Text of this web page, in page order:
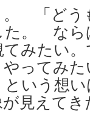
。 「どう
た。 なら
みたい
やってみ
という想
見えて